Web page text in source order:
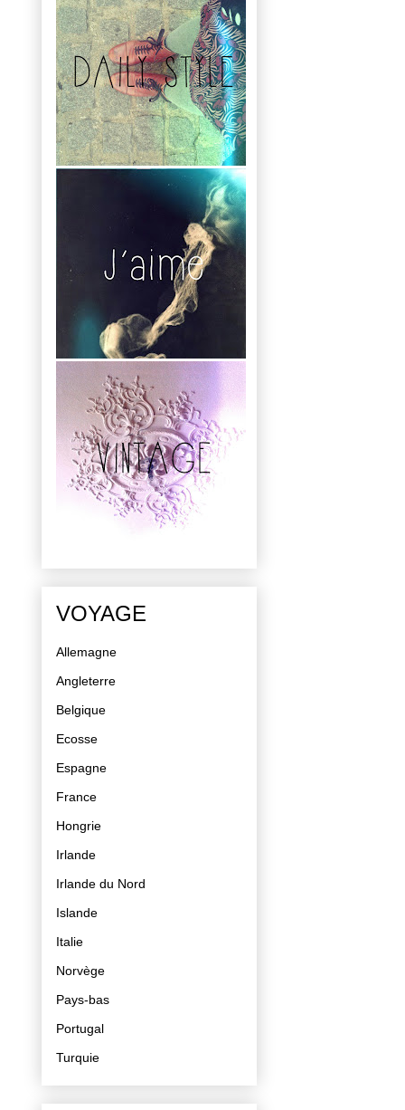
VOYAGE
Allemagne
Angleterre
Belgique
Ecosse
Espagne
France
Hongrie
Irlande
Irlande du Nord
Islande
Italie
Norvège
Pays-bas
Portugal
Turquie